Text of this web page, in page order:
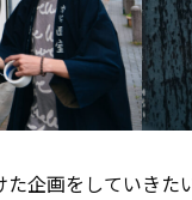
企画をしていき